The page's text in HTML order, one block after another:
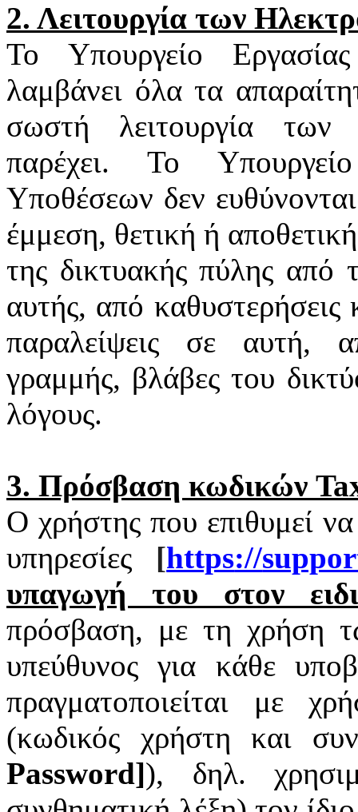
2. Λειτουργία των
Το Υπουργείο
λαμβάνει όλα τα
σωστή λειτουργία των
παρέχει. Το
Υποθέσεων δεν
έμμεση, θετική ή
της δικτυακής πύλης
αυτής, από
παραλείψεις σε αυτή,
γραμμής, βλάβες του
λόγους.
3. Πρόσβαση κωδικών
Ο χρήστης που επιθυμεί να
υπηρεσίες [https://
υπαγωγή του στον
πρόσβαση, με τη χρήση
υπεύθυνος για κάθε
πραγματοποιείται με
(κωδικός χρήστη και
Password]), δηλ.